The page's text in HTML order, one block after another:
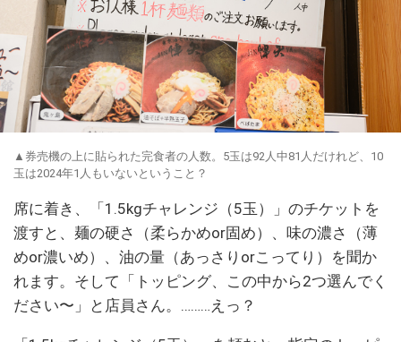
▲券売機の上に貼られた完食者の人数。5玉は92人中81人だけれど、10
玉は2024年1人もいないということ？
席に着き、「1.5kgチャレンジ（5玉）」のチケットを
渡すと、麺の硬さ（柔らかめor固め）、味の濃さ（薄
めor濃いめ）、油の量（あっさりorこってり）を聞か
れます。そして「トッピング、この中から2つ選んでく
ださい〜」と店員さん。………えっ？